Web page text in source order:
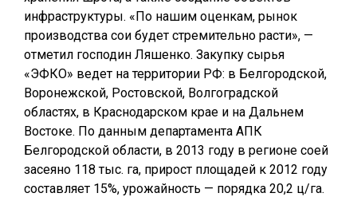
инфраструктуры. «По нашим оценкам, рынок
производства сои будет стремительно расти», —
отметил господин Ляшенко. Закупку сырья
«ЭФКО» ведет на территории РФ: в Белгородской,
Воронежской, Ростовской, Волгоградской
областях, в Краснодарском крае и на Дальнем
Востоке. По данным департамента АПК
Белгородской области, в 2013 году в регионе соей
засеяно 118 тыс. га, прирост площадей к 2012 году
составляет 15%, урожайность — порядка 20,2 ц/га.